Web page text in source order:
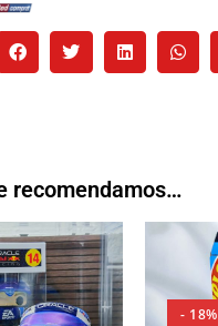
recomendamos…
- 18%